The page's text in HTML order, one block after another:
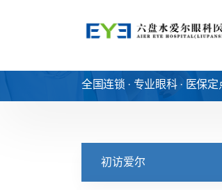
全国连锁 · 专业眼科 · 医保定
初访爱尔